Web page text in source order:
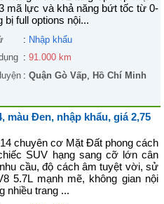
mã lực và khả năng bứt tốc từ 0-
bị full options nội...
: Nhập khẩu
: 91.000 km
: Quận Gò Vấp, Hồ Chí Minh
màu Đen, nhập khẩu, giá 2,75
chuyên cơ Mặt Đất phong cách
SUV hạng sang cỡ lớn cân
cầu, độ cách âm tuyệt vời, sử
5.7L mạnh mẽ, không gian nội
nhiều trang ...